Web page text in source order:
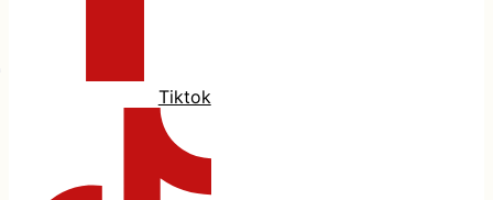
Tiktok